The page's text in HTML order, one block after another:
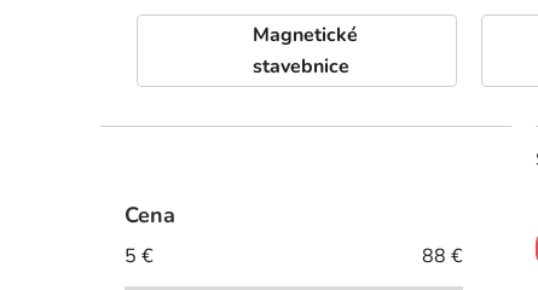
Magnetické
stavebnice
Cena
5 € 88 €